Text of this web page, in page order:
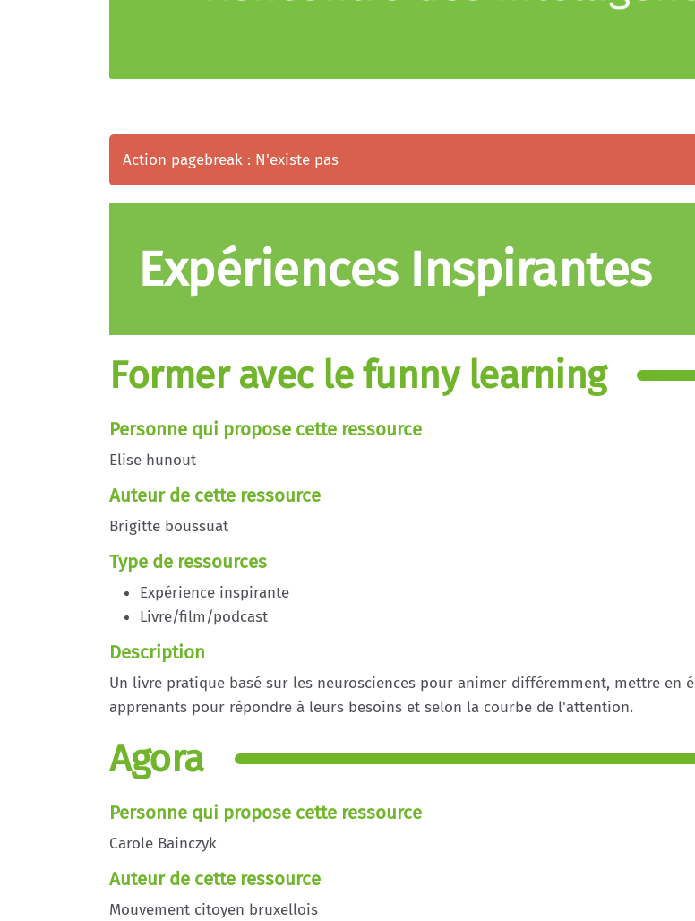
Action pagebreak : N'existe pas
Expériences Inspirantes
Former avec le funny learning
Personne qui propose cette ressource
Elise hunout
Auteur de cette ressource
Brigitte boussuat
Type de ressources
Expérience inspirante
Livre/film/podcast
Description
Un livre pratique basé sur les neurosciences pour animer différemment, mettre en
apprenants pour répondre à leurs besoins et selon la courbe de l'attention.
Agora
Personne qui propose cette ressource
Carole Bainczyk
Auteur de cette ressource
Mouvement citoyen bruxellois